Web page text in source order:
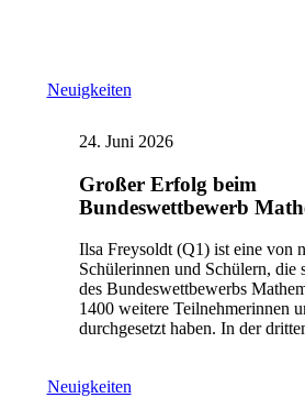
Neuigkeiten
24. Juni 2026
Großer Erfolg beim
Bundeswettbewerb
Ilsa Freysoldt (Q1) ist eine von
Schülerinnen und Schülern, die
des Bundeswettbewerbs
1400 weitere Teilnehmerinnen
durchgesetzt haben. In der
Neuigkeiten